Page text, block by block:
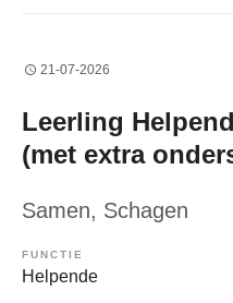
21-07-2026
Leerling
(met extra
Samen, Schagen
FUNCTIE
Helpende